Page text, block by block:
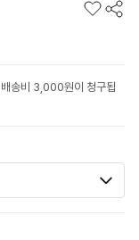
송비 3,000원이 청구됩